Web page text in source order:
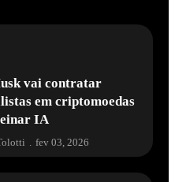
vai contratar
em criptomoedas
IA
fev 03, 2026